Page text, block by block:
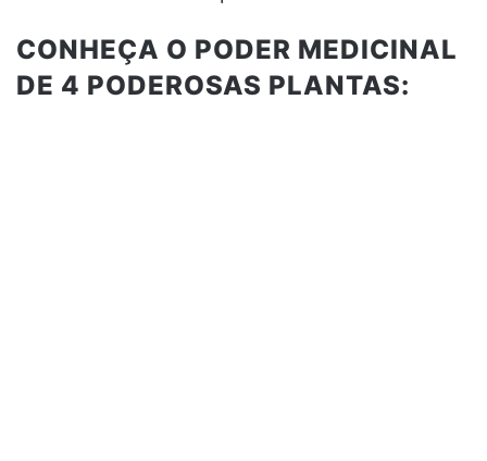
CONHEÇA O PODER MEDICINAL
DE 4 PODEROSAS PLANTAS: